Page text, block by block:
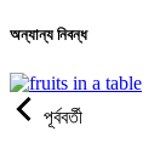
অন্যান্য নিবন্ধ
পূর্ববর্তী